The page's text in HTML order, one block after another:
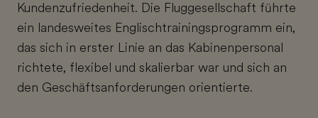
Kundenzufriedenheit. Die Fluggesellschaft führte
ein landesweites Englischtrainingsprogramm ein,
das sich in erster Linie an das Kabinenpersonal
richtete, flexibel und skalierbar war und sich an
den Geschäftsanforderungen orientierte.